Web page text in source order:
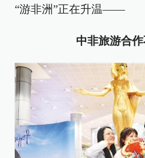
“游非洲”正在升温——
中非旅游合